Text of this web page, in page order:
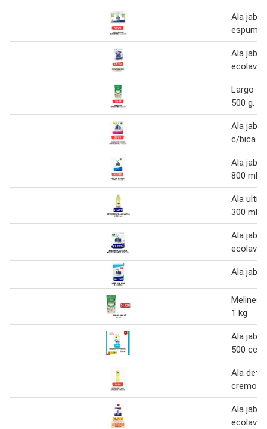
Ala
espuma
Ala
Largo
500 g.
Ala
c/bica
Ala jab.
800 ml
Ala ultra
300 ml
Ala jab.
Ala jab.
Melines
1 kg
Ala
500 cc
Ala
Ala